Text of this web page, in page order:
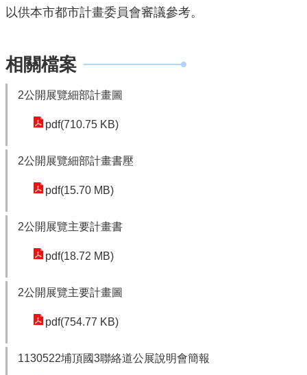
i
h
園
以供本市都市計畫委員會審議參考。
相關檔案
2公開展覽細部計畫圖
pdf(710.75 KB)
2公開展覽細部計畫書壓
pdf(15.70 MB)
2公開展覽主要計畫書
pdf(18.72 MB)
2公開展覽主要計畫圖
pdf(754.77 KB)
1130522埔頂國3聯絡道公展說明會簡報